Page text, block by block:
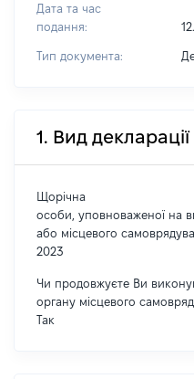
Дата та час
подання:
Тип документа:
1. Вид
Щорічна
особи, уповноваженої на
або місцевого
2023
Чи продовжуєте Ви
органу місцевого
Так